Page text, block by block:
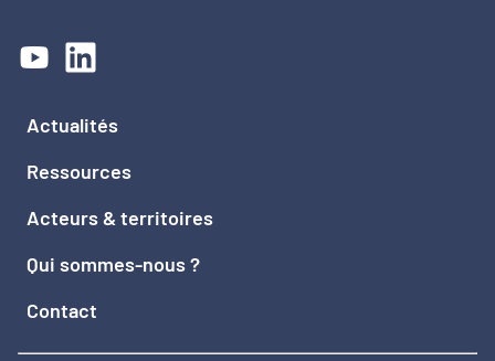
Actualités
Ressources
Acteurs & territoires
Qui sommes-nous ?
Contact